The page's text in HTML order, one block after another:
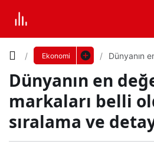
Ekonomi
Dünyanın
Dünyanın en
markaları belli
sıralama ve
Dün
Yazı
Boyutunu
Ayarla
0